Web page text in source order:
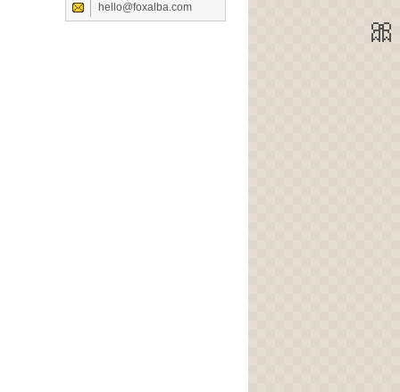
hello@foxalba.com